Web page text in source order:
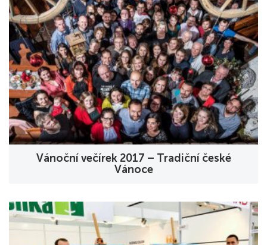
Vánoční večírek 2017 – Tradiční české
Vánoce